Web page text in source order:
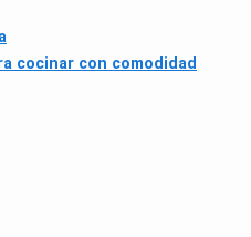
cocinar con comodidad